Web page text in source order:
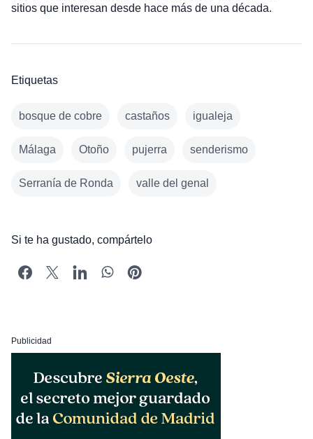
sitios que interesan desde hace más de una década.
Etiquetas
bosque de cobre castaños igualeja
Málaga Otoño pujerra senderismo
Serranía de Ronda valle del genal
Si te ha gustado, compártelo
Publicidad